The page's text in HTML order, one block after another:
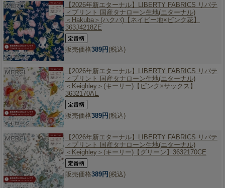
【2026年新エターナル】 LIBERTY FABRICS リバテ
ィプリント 国産タナローン生地(エターナル)
＜Hakuba＞(ハクバ)【ネイビー地×ピンク花】
363J4218ZE
販売価格389円(税込)
【2026年新エターナル】 LIBERTY FABRICS リバテ
ィプリント 国産タナローン生地(エターナル)
＜Keighley＞(キーリー)【ピンク×サックス】
3632170AE
販売価格389円(税込)
【2026年新エターナル】 LIBERTY FABRICS リバテ
ィプリント 国産タナローン生地(エターナル)
＜Keighley＞(キーリー)【グリーン】3632170CE
販売価格389円(税込)